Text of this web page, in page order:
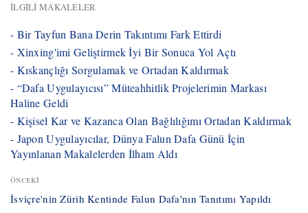
İLGILI MAKALELER
- ​Bir Tayfun Bana Derin Takıntımı Fark Ettirdi
- ​Xinxing'imi Geliştirmek İyi Bir Sonuca Yol Açtı
- ​Kıskançlığı Sorgulamak ve Ortadan Kaldırmak
- ​“Dafa Uygulayıcısı” Müteahhitlik Projelerimin Markası
Haline Geldi
- ​Kişisel Kar ve Kazanca Olan Bağlılığımı Ortadan Kaldırmak
- ​Japon Uygulayıcılar, Dünya Falun Dafa Günü İçin
Yayınlanan Makalelerden İlham Aldı
ÖNCEKI
İsviçre'nin Zürih Kentinde Falun Dafa'nın Tanıtımı Yapıldı